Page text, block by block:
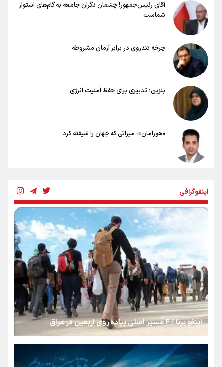
آقای رئیس‌جمهور! چشمان نگران جامعه به گام‌های استوار
شماست
چرخه تندروی در برابر آرمان مشروطه
بنزین؛ تدبیری برای حفظ امنیت انرژی
«هورامان»؛ میراثی که جهان را شیفته کرد
رسانه ملی و حق مردم برای شنیدن صدای رئیس‌جمهوری
روایت ایران از کنار مردم
از طلوع خیابان‌ها تا غروب اشک
جمله‌ای که بغض چهارماهه را شکست؛ «آهای مردم، آقا از
تهران رفتند»
اینفوگرافی
اینفو برنا / ۴ مسیر اصلی پیاده روی اربعین در عراق